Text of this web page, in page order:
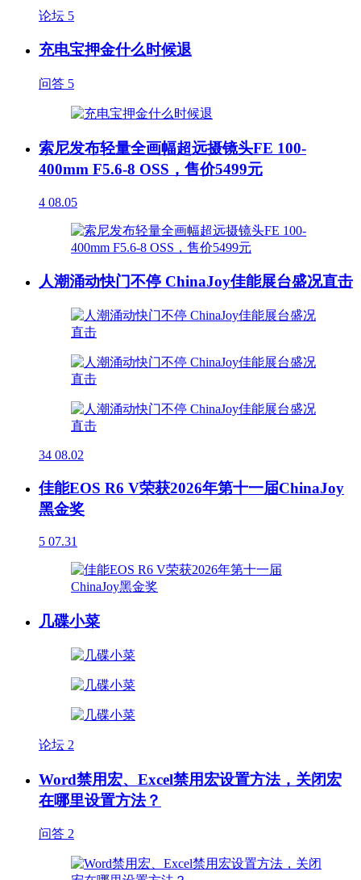
论坛 5
充电宝押金什么时候退
问答 5
索尼发布轻量全画幅超远摄镜头FE 100-
400mm F5.6-8 OSS，售价5499元
4 08.05
人潮涌动快门不停 ChinaJoy佳能展台盛况直击
34 08.02
佳能EOS R6 V荣获2026年第十一届ChinaJoy
黑金奖
5 07.31
几碟小菜
论坛 2
Word禁用宏、Excel禁用宏设置方法，关闭宏
在哪里设置方法？
问答 2